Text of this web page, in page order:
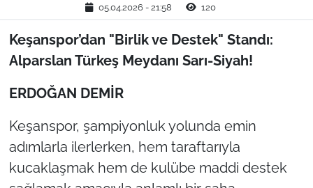
05.04.2026 - 21:58 120
Keşanspor’dan "Birlik ve Destek" Standı:
Alparslan Türkeş Meydanı Sarı-Siyah!
ERDOĞAN DEMİR
Keşanspor, şampiyonluk yolunda emin
adımlarla ilerlerken, hem taraftarıyla
kucaklaşmak hem de kulübe maddi destek
EDİRNE
TEKİRDAĞ
KIRKLARELİ
ÇANAKKALE
TÜRKİYE